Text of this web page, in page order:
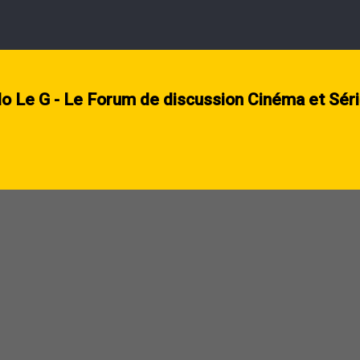
Le G - Le Forum de discussion Cinéma et